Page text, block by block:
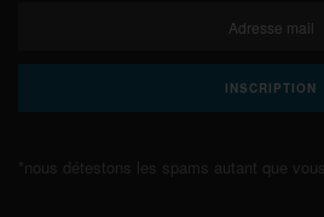
*nous détestons les spams autant que vous